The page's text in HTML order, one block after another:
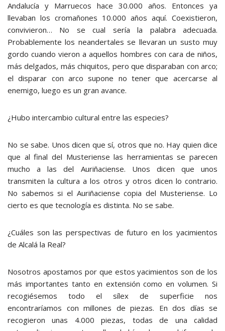
Andalucía y Marruecos hace 30.000 años. Entonces ya
llevaban los cromañones 10.000 años aquí. Coexistieron,
convivieron… No se cual sería la palabra adecuada.
Probablemente los neandertales se llevaran un susto muy
gordo cuando vieron a aquellos hombres con cara de niños,
más delgados, más chiquitos, pero que disparaban con arco;
el disparar con arco supone no tener que acercarse al
enemigo, luego es un gran avance.
¿Hubo intercambio cultural entre las especies?
No se sabe. Unos dicen que sí, otros que no. Hay quien dice
que al final del Musteriense las herramientas se parecen
mucho a las del Auriñaciense. Unos dicen que unos
transmiten la cultura a los otros y otros dicen lo contrario.
No sabemos si el Auriñaciense copia del Musteriense. Lo
cierto es que tecnología es distinta. No se sabe.
¿Cuáles son las perspectivas de futuro en los yacimientos
de Alcalá la Real?
Nosotros apostamos por que estos yacimientos son de los
más importantes tanto en extensión como en volumen. Si
recogiésemos todo el sílex de superficie nos
encontraríamos con millones de piezas. En dos días se
recogieron unas 4.000 piezas, todas de una calidad